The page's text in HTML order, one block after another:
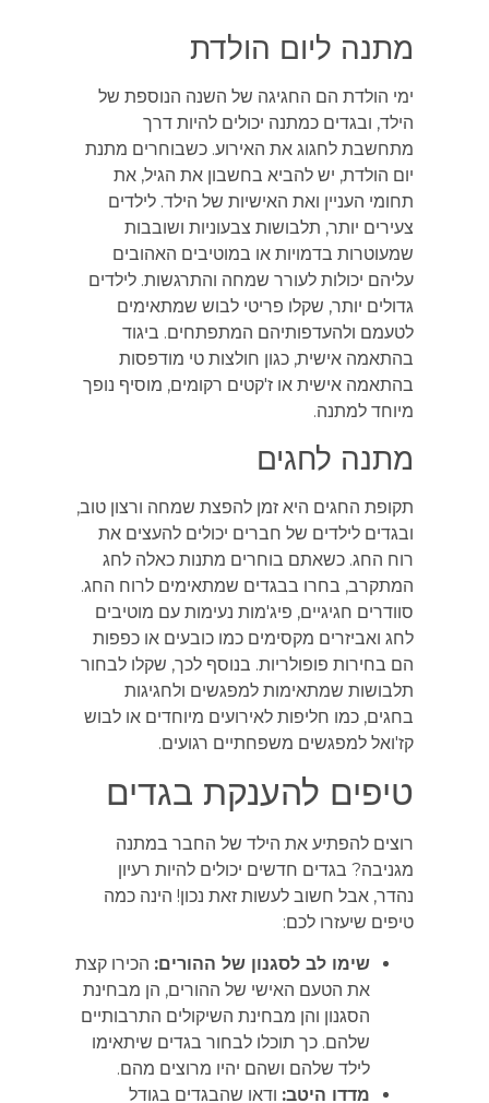
מתנה ליום הולדת
ימי הולדת הם החגיגה של השנה הנוספת של
הילד, ובגדים כמתנה יכולים להיות דרך
מתחשבת לחגוג את האירוע. כשבוחרים מתנת
יום הולדת, יש להביא בחשבון את הגיל, את
תחומי העניין ואת האישיות של הילד. לילדים
צעירים יותר, תלבושות צבעוניות ושובבות
שמעוטרות בדמויות או במוטיבים האהובים
עליהם יכולות לעורר שמחה והתרגשות. לילדים
גדולים יותר, שקלו פריטי לבוש שמתאימים
לטעמם ולהעדפותיהם המתפתחים. ביגוד
בהתאמה אישית, כגון חולצות טי מודפסות
בהתאמה אישית או ז'קטים רקומים, מוסיף נופך
מיוחד למתנה.
מתנה לחגים
תקופת החגים היא זמן להפצת שמחה ורצון טוב,
ובגדים לילדים של חברים יכולים להעצים את
רוח החג. כשאתם בוחרים מתנות כאלה לחג
המתקרב, בחרו בבגדים שמתאימים לרוח החג.
סוודרים חגיגיים, פיג'מות נעימות עם מוטיבים
לחג ואביזרים מקסימים כמו כובעים או כפפות
הם בחירות פופולריות. בנוסף לכך, שקלו לבחור
תלבושות שמתאימות למפגשים ולחגיגות
בחגים, כמו חליפות לאירועים מיוחדים או לבוש
קז'ואל למפגשים משפחתיים רגועים.
טיפים להענקת בגדים
רוצים להפתיע את הילד של החבר במתנה
מגניבה? בגדים חדשים יכולים להיות רעיון
נהדר, אבל חשוב לעשות זאת נכון! הינה כמה
טיפים שיעזרו לכם:
שימו לב לסגנון של ההורים:הכירו קצת
את הטעם האישי של ההורים, הן מבחינת
הסגנון והן מבחינת השיקולים התרבותיים
שלהם. כך תוכלו לבחור בגדים שיתאימו
לילד שלהם ושהם יהיו מרוצים מהם.
מדדו היטב:ודאו שהבגדים בגודל